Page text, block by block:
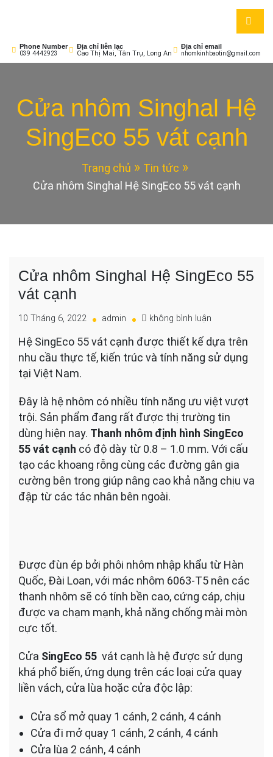
Phone Number
039 4442923
Địa chỉ liên lạc
Cao Thị Mai, Tân Trụ, Long An
Địa chỉ email
nhomkinhbaotin@gmail.com
Cửa nhôm Singhal Hệ
SingEco 55 vát cạnh
Trang chủ
Tin tức
Cửa nhôm Singhal Hệ SingEco 55 vát cạnh
Cửa nhôm Singhal Hệ SingEco 55
vát cạnh
10 Tháng 6, 2022 admin không bình luận
nhôm
Singhal
55
vát
cạnh
Hệ SingEco 55 vát cạnh được thiết kế dựa trên
nhu cầu thực tế, kiến trúc và tính năng sử dụng
tại Việt Nam.
Đây là hệ nhôm có nhiều tính năng ưu việt vượt
trội. Sản phẩm đang rất được thị trường tin
dùng hiện nay. Thanh nhôm định hình SingEco
55 vát cạnh có độ dày từ 0.8 – 1.0 mm. Với cấu
tạo các khoang rỗng cùng các đường gân gia
cường bên trong giúp nâng cao khả năng chịu va
đập từ các tác nhân bên ngoài.
Được đùn ép bởi phôi nhôm nhập khẩu từ Hàn
Quốc, Đài Loan, với mác nhôm 6063-T5 nên các
thanh nhôm sẽ có tính bền cao, cứng cáp, chịu
được va chạm mạnh, khả năng chống mài mòn
cực tốt.
Cửa SingEco 55 vát cạnh là hệ được sử dụng
khá phổ biến, ứng dụng trên các loại cửa quay
liền vách, cửa lùa hoặc cửa độc lập:
Cửa sổ mở quay 1 cánh, 2 cánh, 4 cánh
Cửa đi mở quay 1 cánh, 2 cánh, 4 cánh
Cửa lùa 2 cánh, 4 cánh